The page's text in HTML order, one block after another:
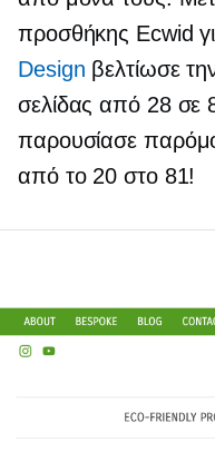
προσθήκης Ecwid
Design βελτίωσε
σελίδας από 28 σε
παρουσίασε
από το 20 στο 81!